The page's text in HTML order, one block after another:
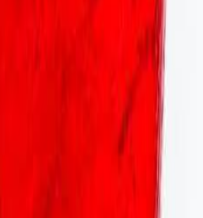
esta preocupación.
consumidores por su
en expansión y el
y mercadeo de estas